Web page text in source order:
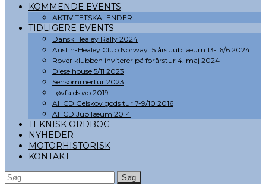
KOMMENDE EVENTS
AKTIVITETSKALENDER
TIDLIGERE EVENTS
Dansk Healey Rally 2024
Austin-Healey Club Norway 15 års Jubilæum 13-16/6 2024
Rover klubben inviterer på forårstur 4. maj 2024
Dieselhouse 5/11 2023
Sensommertur 2023
Løvfaldsløb 2019
AHCD Gelskov gods tur 7-9/10 2016
AHCD Jubilæum 2014
TEKNISK ORDBOG
NYHEDER
MOTORHISTORISK
KONTAKT
Søg
efter: